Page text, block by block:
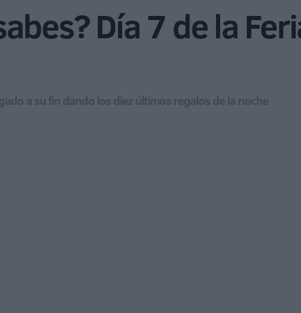
Día 7 de la
a su fin dando los diez últimos regalos de la noche